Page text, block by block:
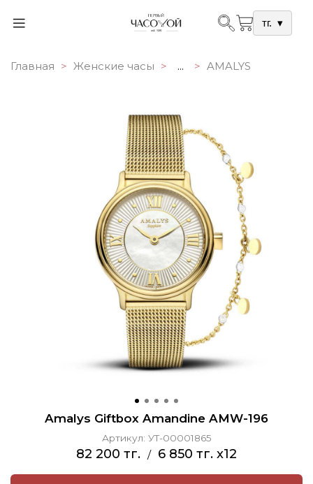
тг. ▾
Главная Женские часы ... AMALYS
Amalys Giftbox Amandine AMW-196
Артикул: УТ-00001865
82 200 тг. / 6 850 тг. x12